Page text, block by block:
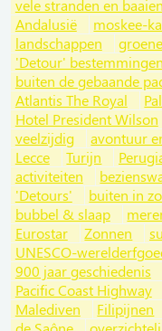
vele stranden en baaien
Andalusië
moskee-
landschappen
'Detour' bestemmingen
buiten de gebaande
Atlantis The Royal
Hotel President Wilson
veelzijdig
avontuur
Lecce
Turijn
activiteiten
'Detours'
buiten in
bubbel & slaap
Eurostar
Zonnen
UNESCO-
900 jaar geschiedenis
Pacific Coast Highway
Malediven
Filipijnen